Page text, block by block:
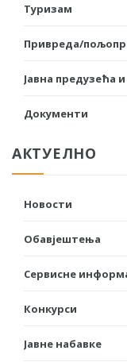
Туризам
Привреда/
Јавна предузећа
Документи
АКТУЕЛНО
Новости
Обавјештења
Сервисне
Конкурси
Јавне набавке